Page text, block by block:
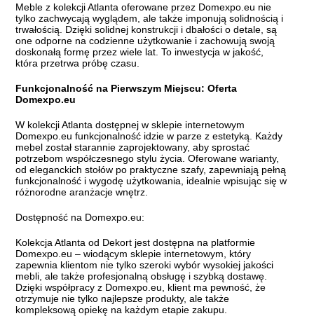
Meble z kolekcji Atlanta oferowane przez Domexpo.eu nie
tylko zachwycają wyglądem, ale także imponują solidnością i
trwałością. Dzięki solidnej konstrukcji i dbałości o detale, są
one odporne na codzienne użytkowanie i zachowują swoją
doskonałą formę przez wiele lat. To inwestycja w jakość,
która przetrwa próbę czasu.
Funkcjonalność na Pierwszym Miejscu: Oferta
Domexpo.eu
W kolekcji Atlanta dostępnej w sklepie internetowym
Domexpo.eu funkcjonalność idzie w parze z estetyką. Każdy
mebel został starannie zaprojektowany, aby sprostać
potrzebom współczesnego stylu życia. Oferowane warianty,
od eleganckich stołów po praktyczne szafy, zapewniają pełną
funkcjonalność i wygodę użytkowania, idealnie wpisując się w
różnorodne aranżacje wnętrz.
Dostępność na Domexpo.eu:
Kolekcja Atlanta od Dekort jest dostępna na platformie
Domexpo.eu – wiodącym sklepie internetowym, który
zapewnia klientom nie tylko szeroki wybór wysokiej jakości
mebli, ale także profesjonalną obsługę i szybką dostawę.
Dzięki współpracy z Domexpo.eu, klient ma pewność, że
otrzymuje nie tylko najlepsze produkty, ale także
kompleksową opiekę na każdym etapie zakupu.